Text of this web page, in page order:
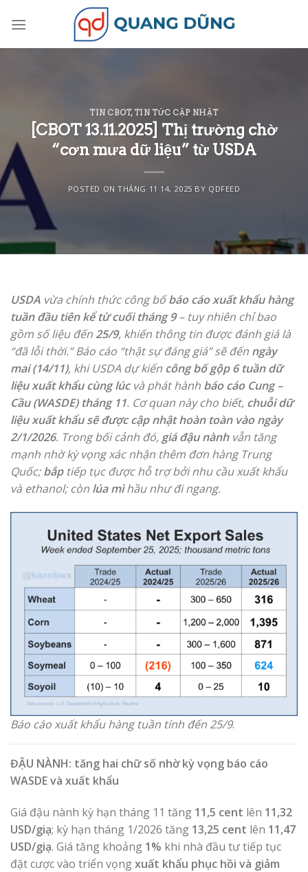
TIN CBOT, TIN TỨC CẬP NHẬT
[CBOT 13.11.2025] Thị trường chờ
“cơn mưa dữ liệu” từ USDA
POSTED ONTHÁNG 11 14, 2025 BY QDFEED
USDA vừa chính thức công bốbáo cáo xuất khẩu hàng
tuần đầu tiên kể từ cuối tháng 9– tuy nhiên chỉ bao
gồm số liệu đến 25/9, khiến thông tin được đánh giá là
“đã lỗi thời.” Báo cáo “thật sự đáng giá” sẽ đến ngày
mai (14/11), khi USDA dự kiến công bố gộp 6 tuần dữ
liệu xuất khẩu cùng lúcvà phát hành báo cáo Cung –
Cầu (WASDE) tháng 11. Cơ quan này cho biết, chuỗi dữ
liệu xuất khẩu sẽ được cập nhật hoàn toàn vào ngày
2/1/2026. Trong bối cảnh đó, giá đậu nànhvẫn tăng
mạnh nhờ kỳ vọng xác nhận thêm đơn hàng Trung
Quốc;bắptiếp tục được hỗ trợ bởi nhu cầu xuất khẩu
và ethanol; còn lúa mìhầu như đi ngang.
Báo cáo xuất khẩu hàng tuần tính đến 25/9.
ĐẬU NÀNH: tăng hai chữ số nhờ kỳ vọng báo cáo
WASDE và xuất khẩu
Giá đậu nành kỳ hạn tháng 11 tăng 11,5 cent lên 11,32
USD/giạ; kỳ hạn tháng 1/2026 tăng 13,25 cent lên 11,47
USD/giạ. Giá tăng khoảng 1% khi nhà đầu tư tiếp tục
đặt cược vào triển vọngxuất khẩu phục hồi và giảm